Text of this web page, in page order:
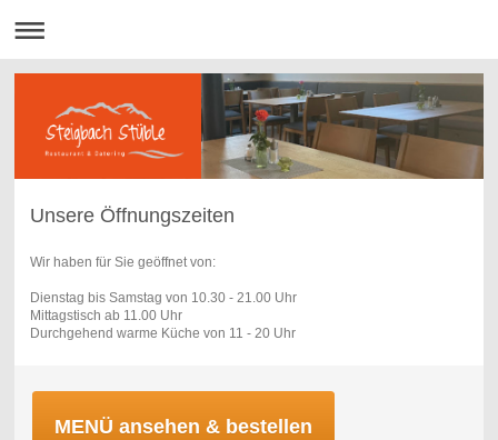
Unsere Öffnungszeiten
Wir haben für Sie geöffnet von:
Dienstag bis Samstag von 10.30 - 21.00 Uhr
Mittagstisch ab 11.00 Uhr
Durchgehend warme Küche von 11 - 20 Uhr
MENÜ ansehen & bestellen